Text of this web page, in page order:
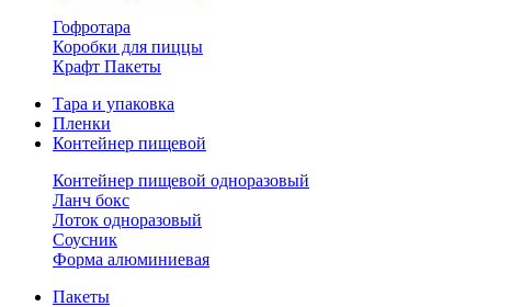
Гофротара
Коробки для пиццы
Крафт Пакеты
Тара и упаковка
Пленки
Контейнер пищевой
Контейнер пищевой одноразовый
Ланч бокс
Лоток одноразовый
Соусник
Форма алюминиевая
Пакеты